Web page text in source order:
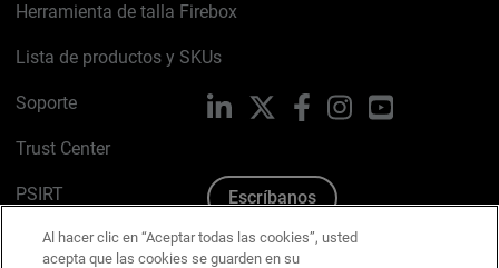
Herramienta de talla Firebox
Lista de productos y SKUs
Soporte
Trust Center
PSIRT
Política de cookies
LinkedIn FacebookInstagramYouTube
Escríbanos
Al hacer clic en “Aceptar todas las cookies”, usted
acepta que las cookies se guarden en su